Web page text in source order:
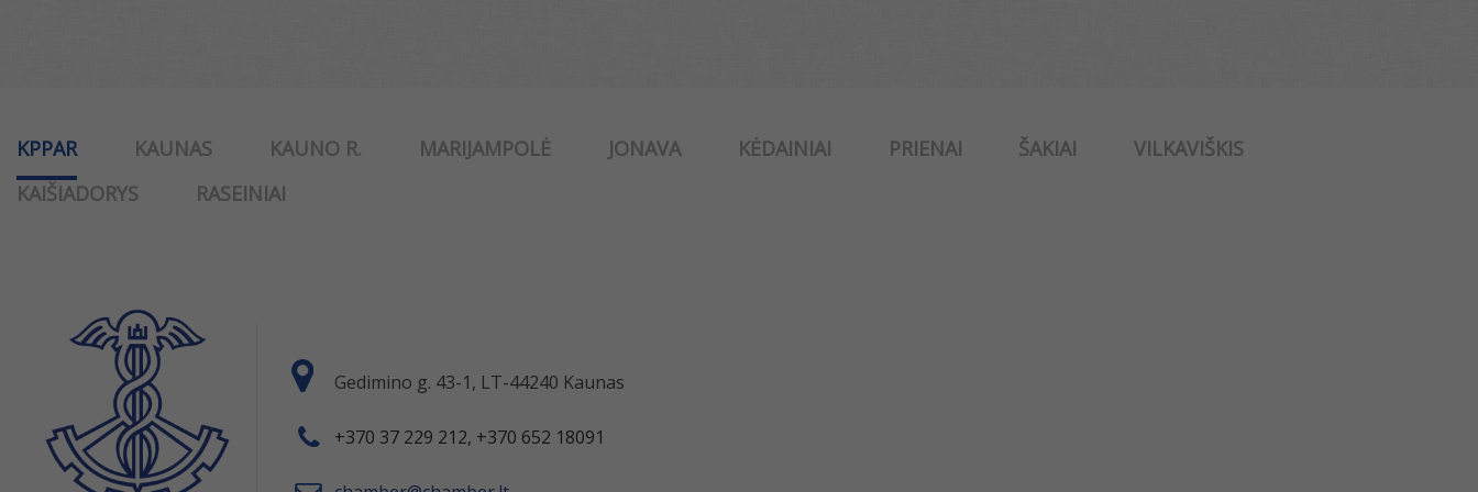
KPPAR KAUNAS KAUNO R. MARIJAMPOLĖ JONAVA KĖDAINIAI PRIENAI ŠAKIAI
VILKAVIŠKIS
KAIŠIADORYS
RASEINIAI
Gedimino g. 43-1, LT-44240 Kaunas
+370 37 229 212, +370 652 18091